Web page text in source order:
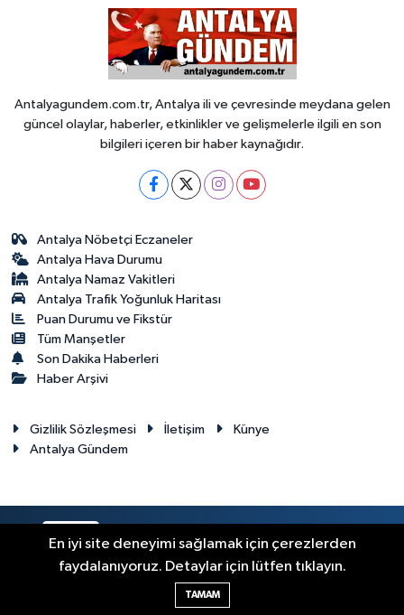
Antalyagundem.com.tr, Antalya ili ve çevresinde meydana gelen
güncel olaylar, haberler, etkinlikler ve gelişmelerle ilgili en son
bilgileri içeren bir haber kaynağıdır.
Antalya Nöbetçi Eczaneler
Antalya Hava Durumu
Antalya Namaz Vakitleri
Antalya Trafik Yoğunluk Haritası
Puan Durumu ve Fikstür
Tüm Manşetler
Son Dakika Haberleri
Haber Arşivi
Gizlilik Sözleşmesi İletişim
Künye
Antalya Gündem
Haber Yazılımı:
En iyi site deneyimi sağlamak için çerezlerden
faydalanıyoruz. Detaylar için lütfen tıklayın.
TAMAM